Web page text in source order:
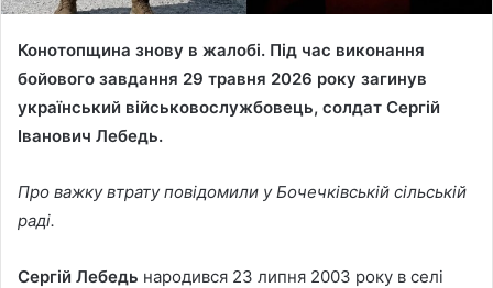
Конотопщина знову в жалобі. Під час виконання
бойового завдання 29 травня 2026 року загинув
український військовослужбовець, солдат Сергій
Іванович Лебедь.
Про важку втрату повідомили у Бочечківській сільській
раді.
Сергій Лебедь народився 23 липня 2003 року в селі